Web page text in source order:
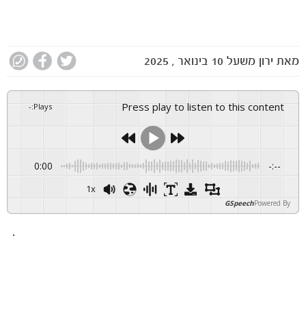
מאת ירון משעל 10 בינואר , 2025
Press play to listen to this content
Plays
:
-
0:00 -:--
1x
Powered By
GSpeech